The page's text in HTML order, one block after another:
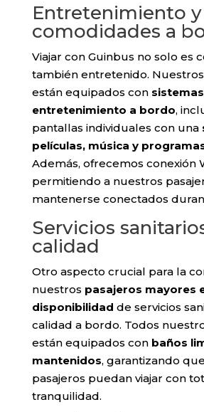
Entretenimiento y
comodidades a
Viajar con Guinbus no solo es
también entretenido.
están equipados con
entretenimiento a bordo,
pantallas individuales con una
películas, música y
Además, ofrecemos conexión
permitiendo a nuestros
mantenerse conectados
Servicios
calidad
Otro aspecto crucial para la
nuestros pasajeros mayores
disponibilidad de servicios
calidad a bordo. Todos
están equipados con baños
mantenidos, garantizando
pasajeros puedan viajar con
tranquilidad.